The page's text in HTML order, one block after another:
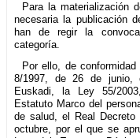
Para la materialización
necesaria la publicación
han de regir la
categoría.
Por ello, de
8/1997, de 26 de junio,
Euskadi, la Ley 55/
Estatuto Marco del
de salud, el Real
octubre, por el que se